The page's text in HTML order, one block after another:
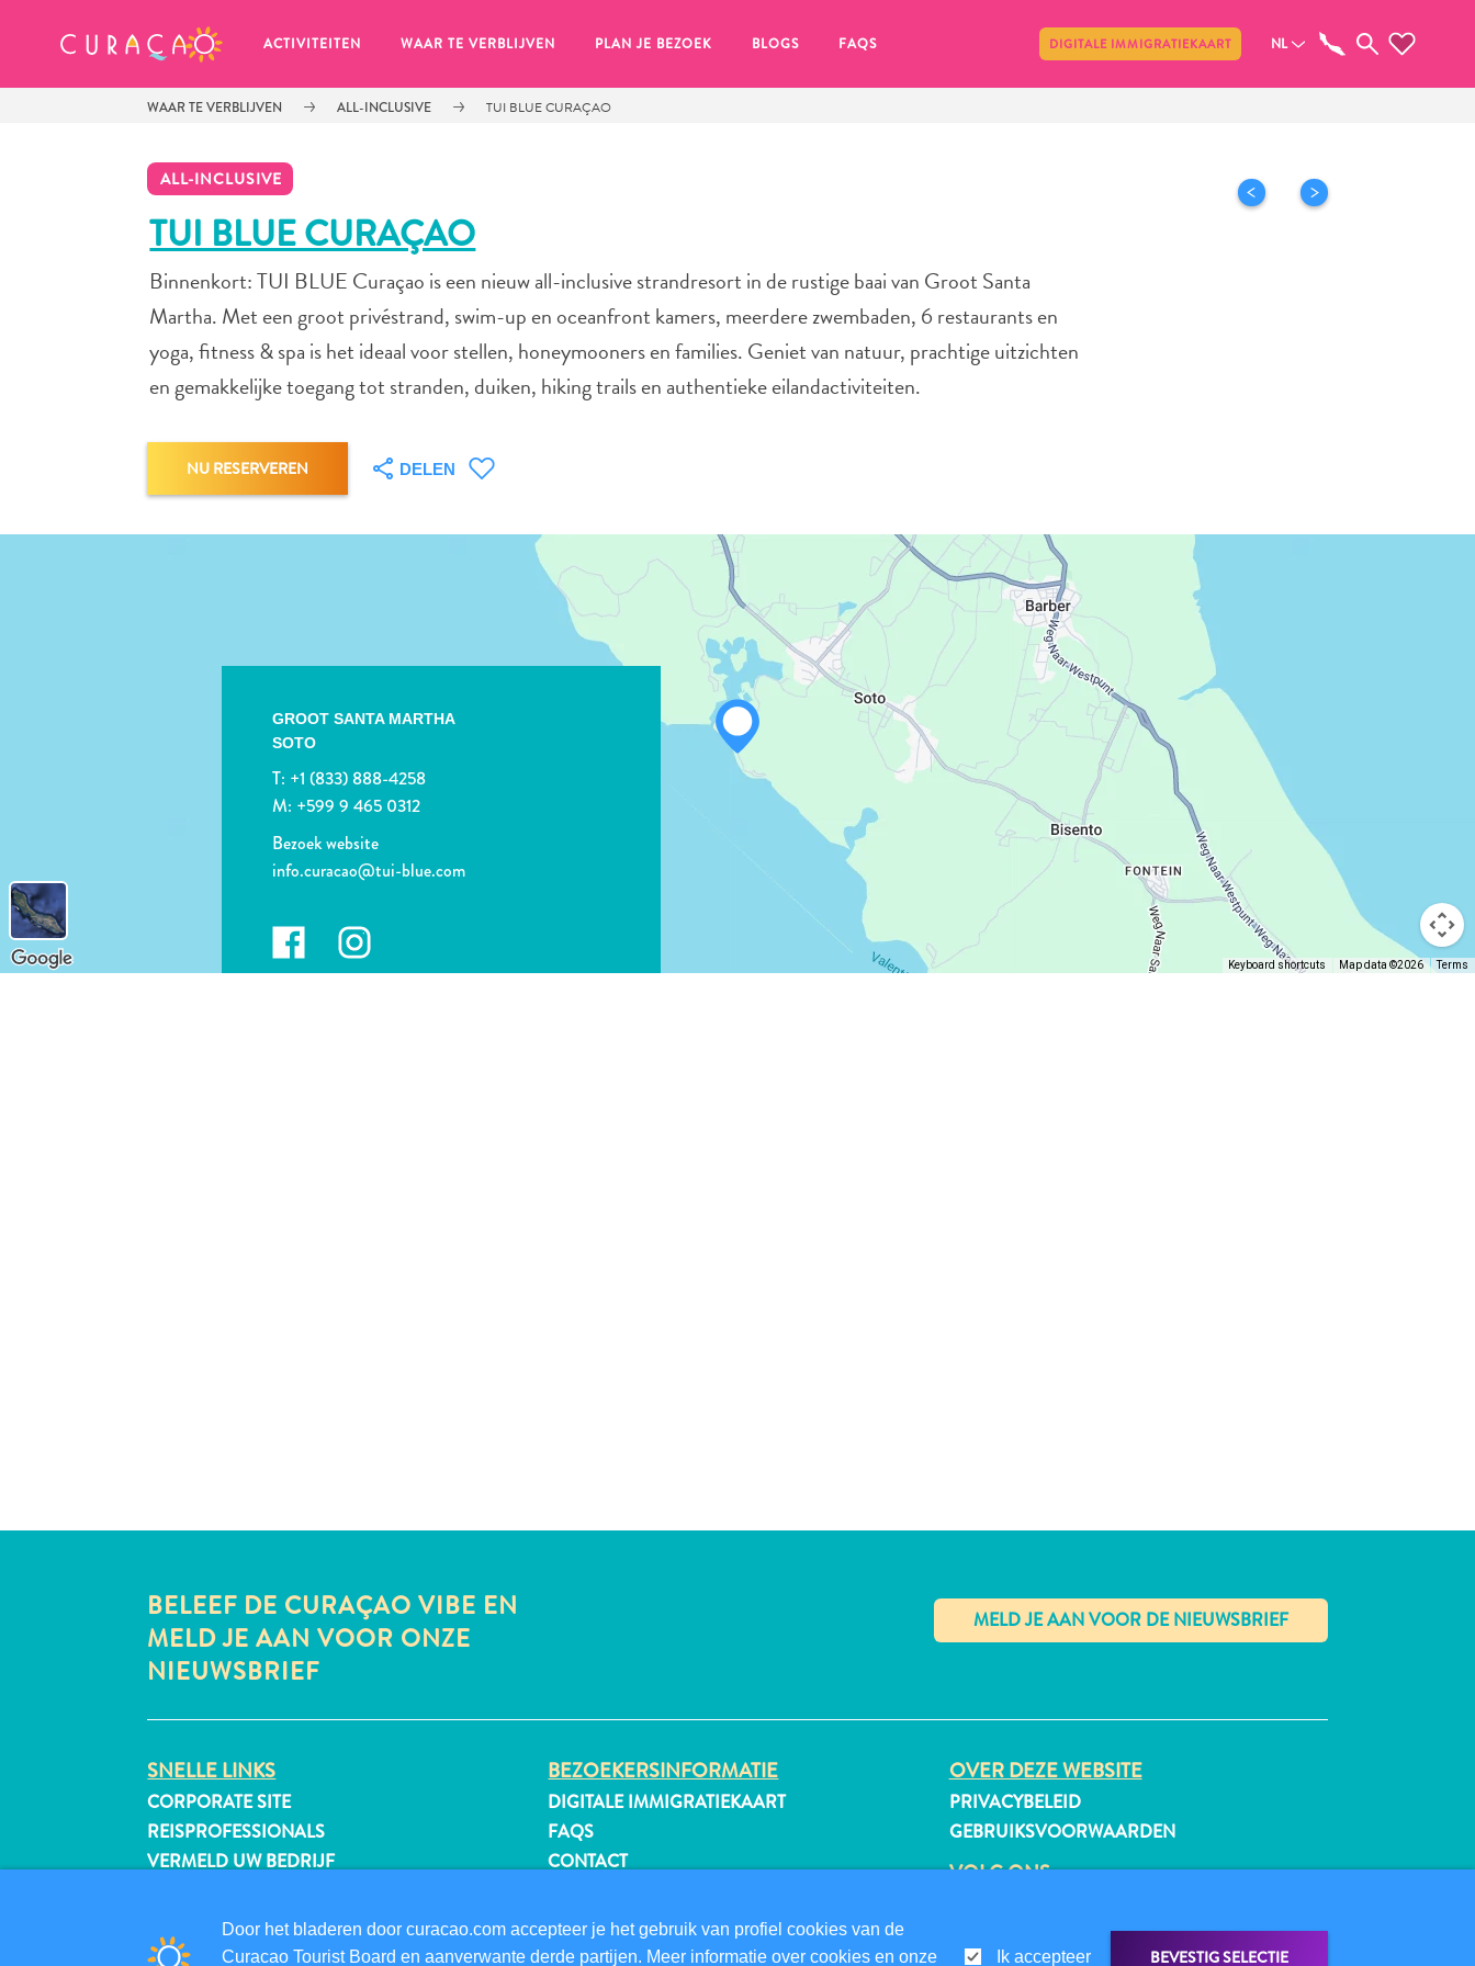
ACTIVITEITEN WAAR TE VERBLIJVEN PLAN JE BEZOEK BLOGS FAQS DIGITALE IMMIGRATIEKAART NL
WAAR TE VERBLIJVEN ALL-INCLUSIVE TUI BLUE CURAÇAO
ALL-INCLUSIVE
TUI BLUE CURAÇAO
Binnenkort: TUI BLUE Curaçao is een nieuw all-inclusive strandresort in de rustige baai van Groot Santa
Martha. Met een groot privéstrand, swim-up en oceanfront kamers, meerdere zwembaden, 6 restaurants en
yoga, fitness & spa is het ideaal voor stellen, honeymooners en families. Geniet van natuur, prachtige uitzichten
en gemakkelijke toegang tot stranden, duiken, hiking trails en authentieke eilandactiviteiten.
NU RESERVEREN DELEN
GROOT SANTA MARTHA
SOTO
T: +1 (833) 888-4258
M: +599 9 465 0312
Bezoek website
info.curacao@tui-blue.com
Keyboard shortcuts Map data ©2026 Terms
BELEEF DE CURAÇAO VIBE EN
MELD JE AAN VOOR ONZE
NIEUWSBRIEF
✕
SNELLE LINKS
CORPORATE SITE
REISPROFESSIONALS
VERMELD UW BEDRIJF
BEZOEKERSINFORMATIE
DIGITALE IMMIGRATIEKAART
FAQS
CONTACT
ONLINE BROCHURE
OVER DEZE WEBSITE
PRIVACYBELEID
GEBRUIKSVOORWAARDEN
VOLG ONS
Door het bladeren door curacao.com accepteer je het gebruik van profiel cookies van de
Curacao Tourist Board en aanverwante derde partijen. Meer informatie over cookies en onze
Ik accepteer BEVESTIG SELECTIE
MIJN FAVORIETEN Delen
Zo te zien heb je nog geen
Wanneer je iets op wil slaan om later nog eens te bekijken, klik op het